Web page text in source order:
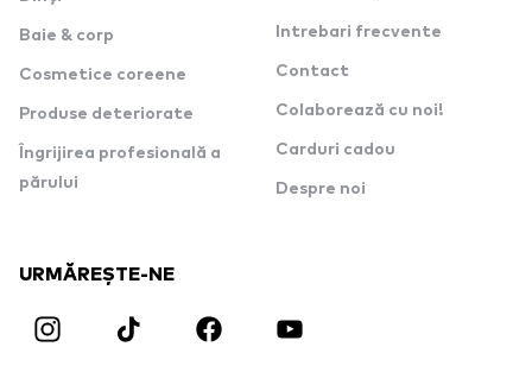
Baie & corp
Cosmetice coreene
Produse deteriorate
Îngrijirea profesională a
părului
Intrebari frecvente
Contact
Colaborează cu noi!
Carduri cadou
Despre noi
URMĂREȘTE-NE